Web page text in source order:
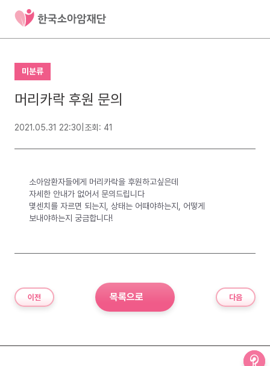
미분류
머리카락 후원 문의
2021.05.31 22:30 조회: 41
소아암환자들에게 머리카락을 후원하고싶은데
자세한 안내가 없어서 문의드립니다
몇센치를 자르면 되는지, 상태는 어때야하는지, 어떻게
보내야하는지 궁금합니다!
이전 목록으로 다음